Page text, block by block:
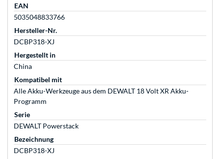
EAN
5035048833766
Hersteller-Nr.
DCBP318-XJ
Hergestellt in
China
Kompatibel mit
Alle Akku-Werkzeuge aus dem DEWALT 18 Volt XR Akku-
Programm
Serie
DEWALT Powerstack
Bezeichnung
DCBP318-XJ